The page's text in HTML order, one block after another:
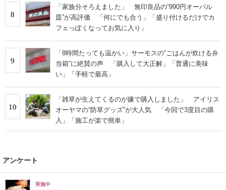
8
「家族分そろえました」 無印良品の“990円オーバル
皿”が高評価 「何にでも合う」「盛り付けるだけでカ
フェっぽくなってお気に入り」
9
「8時間たっても温かい」サーモスの“ごはんが炊ける弁
当箱”に絶賛の声 「購入して大正解」「普通に美味
い」「手軽で最高」
10
「雑草が生えてくるのが嫌で購入しました」 アイリス
オーヤマの“防草グッズ”が大人気 「今回で3度目の購
入」「施工が楽で簡単」
アンケート
実施中